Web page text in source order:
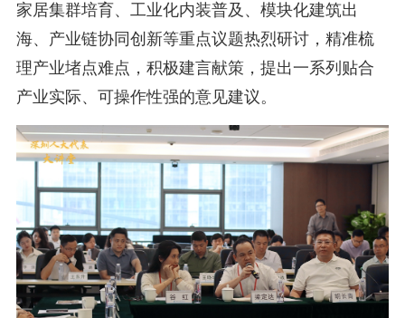
家居集群培育、工业化内装普及、模块化建筑出
海、产业链协同创新等重点议题热烈研讨，精准梳
理产业堵点难点，积极建言献策，提出一系列贴合
产业实际、可操作性强的意见建议。